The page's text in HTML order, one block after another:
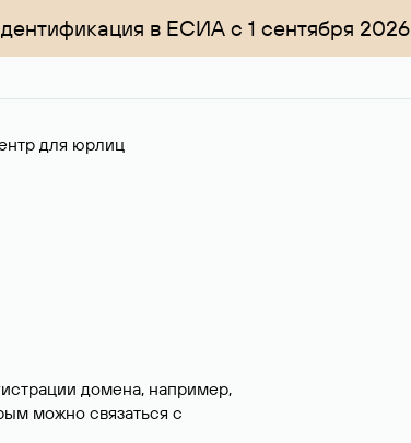
в ЕСИА с 1 сентября 2026
для юрлиц
домена, например,
можно связаться с